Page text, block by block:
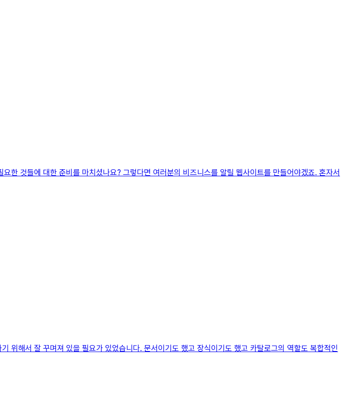
한 것들에 대한 준비를 마치셨나요? 그렇다면 여러분의 비즈니스를 알릴 웹사이트를 만들어야겠죠. 혼자서
위해서 잘 꾸며져 있을 필요가 있었습니다. 문서이기도 했고 장식이기도 했고 카탈로그의 역할도 복합적인